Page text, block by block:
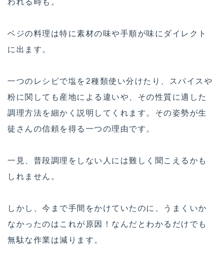
ベジの料理は特に素材の味や手順が味にダイレクト
に出ます。
一つのレシピで塩を2種類使い分けたり、スパイスや
粉に関しても産地による違いや、その性質に適した
調理方法を細かく説明してくれます。その姿勢が生
徒さんの信頼を得る一つの理由です。
一見、普段調理をしない人には難しく聞こえるかも
しれません。
しかし、今まで手間をかけていたのに、うまくいか
なかったのはこれが原因！なんだとわかるだけでも
無駄な作業は減ります。